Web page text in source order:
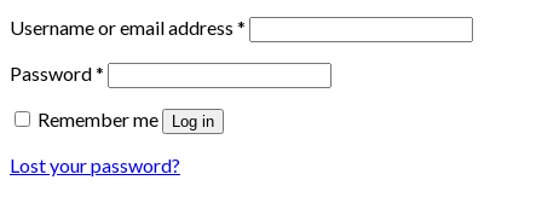
Username or email address *
Password*
Remember me
Log in
Lost your password?